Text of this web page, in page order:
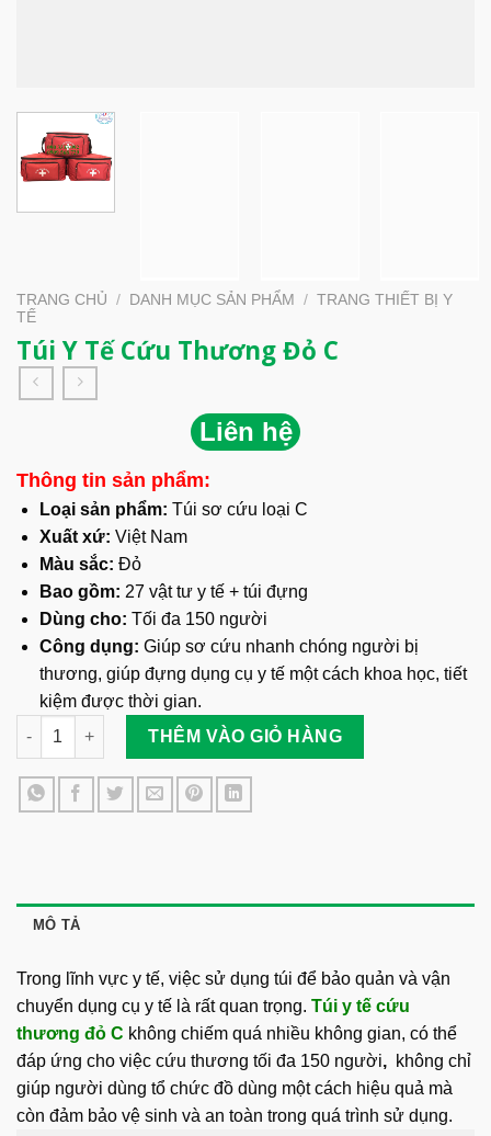
TRANG CHỦ / DANH MỤC SẢN PHẨM / TRANG THIẾT BỊ Y
TẾ
Túi Y Tế Cứu Thương Đỏ C
Liên hệ
Thông tin sản phẩm:
Loại sản phẩm: Túi sơ cứu loại C
Xuất xứ: Việt Nam
Màu sắc: Đỏ
Bao gồm: 27 vật tư y tế + túi đựng
Dùng cho: Tối đa 150 người
Công dụng: Giúp sơ cứu nhanh chóng người bị
thương, giúp đựng dụng cụ y tế một cách khoa học, tiết
kiệm được thời gian.
Túi Y Tế Cứu Thương Đỏ C số lượng
THÊM VÀO GIỎ HÀNG
MÔ TẢ
Trong lĩnh vực y tế, việc sử dụng túi để bảo quản và vận
chuyển dụng cụ y tế là rất quan trọng. Túi y tế cứu
thương đỏ C không chiếm quá nhiều không gian, có thể
đáp ứng cho việc cứu thương tối đa 150 người, không chỉ
giúp người dùng tổ chức đồ dùng một cách hiệu quả mà
còn đảm bảo vệ sinh và an toàn trong quá trình sử dụng.